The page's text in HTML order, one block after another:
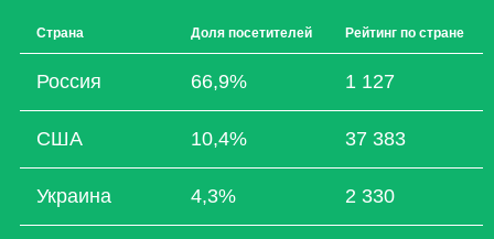
Страна Доля посетителей Рейтинг по стране
Россия 66,9% 1 127
США 10,4% 37 383
Украина 4,3% 2 330